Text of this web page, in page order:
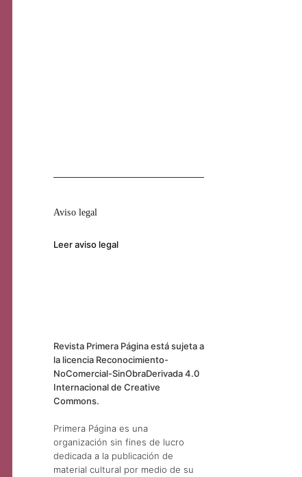
Aviso legal
Leer aviso legal
Revista Primera Página está sujeta a
la licencia Reconocimiento-
NoComercial-SinObraDerivada 4.0
Internacional de Creative
Commons.
Primera Página es una
organización sin fines de lucro
dedicada a la publicación de
material cultural por medio de su